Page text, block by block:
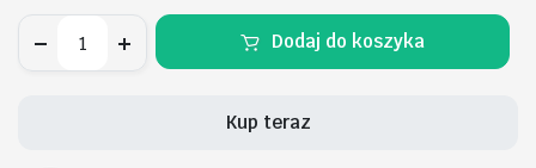
pozłacany
Dodaj do koszyka
Kup teraz